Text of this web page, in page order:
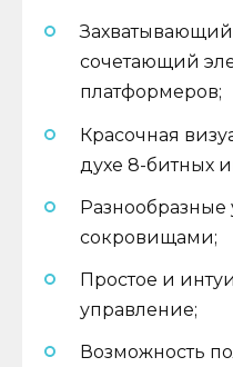
сочетающий
платформеров;
Красочная
духе 8-битных
Разнообразные
сокровищами;
Простое и
управление;
Возможность